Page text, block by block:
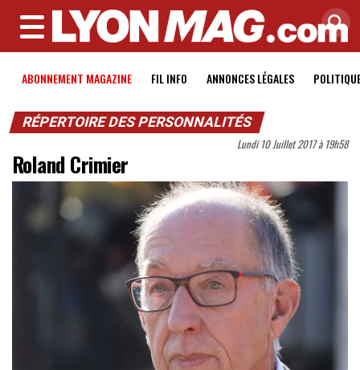
MENU
ABONNEMENT MAGAZINE FIL INFO ANNONCES LÉGALES
RÉPERTOIRE DES PERSONNALITÉS
Lundi 10 Juillet 2017 à 19h58
Roland Crimier